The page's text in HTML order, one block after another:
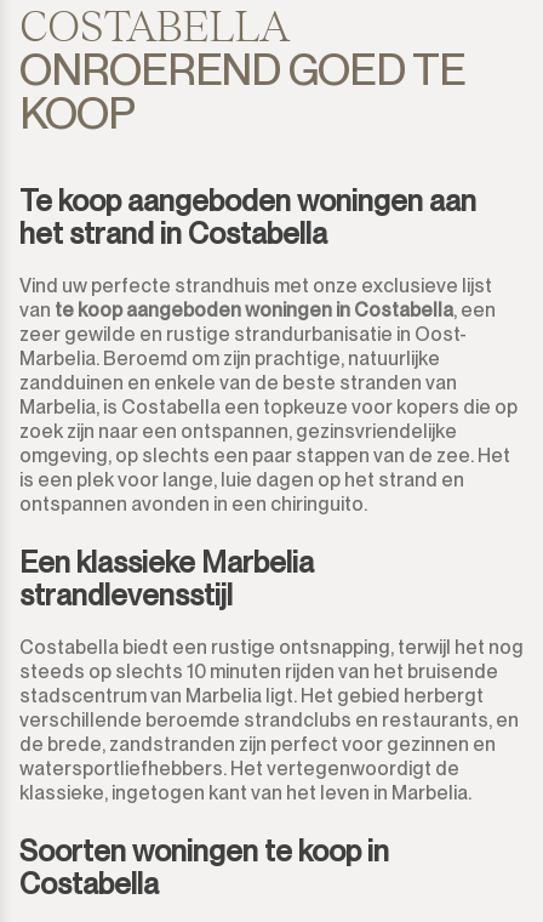
COSTABELLA
ONROEREND GOED TE
KOOP
Te koop aangeboden woningen aan
het strand in Costabella
Vind uw perfecte strandhuis met onze exclusieve lijst
van te koop aangeboden woningen in Costabella, een
zeer gewilde en rustige strandurbanisatie in Oost-
Marbelia. Beroemd om zijn prachtige, natuurlijke
zandduinen en enkele van de beste stranden van
Marbelia, is Costabella een topkeuze voor kopers die op
zoek zijn naar een ontspannen, gezinsvriendelijke
omgeving, op slechts een paar stappen van de zee. Het
is een plek voor lange, luie dagen op het strand en
ontspannen avonden in een chiringuito.
Een klassieke Marbelia
strandlevensstijl
Costabella biedt een rustige ontsnapping, terwijl het nog
steeds op slechts 10 minuten rijden van het bruisende
stadscentrum van Marbelia ligt. Het gebied herbergt
verschillende beroemde strandclubs en restaurants, en
de brede, zandstranden zijn perfect voor gezinnen en
watersportliefhebbers. Het vertegenwoordigt de
klassieke, ingetogen kant van het leven in Marbelia.
Soorten woningen te koop in
Costabella